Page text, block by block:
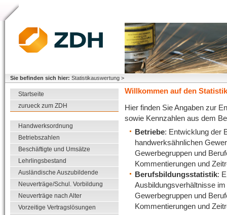
Sie befinden sich hier: Statistikauswertung >
Willkommen auf den
Hier finden Sie Angaben zur
sowie Kennzahlen aus dem
Betriebe: Entwicklung der
handwerksähnlichen
Gewerbegruppen und
Kommentierungen und
Berufsbildungsstatistik:
Ausbildungsverhältnisse
Gewerbegruppen und
Kommentierungen und
Startseite
zurueck zum ZDH
Handwerksordnung
Betriebszahlen
Beschäftigte und Umsätze
Lehrlingsbestand
Ausländische Auszubildende
Neuverträge/Schul. Vorbildung
Neuverträge nach Alter
Vorzeitige Vertragslösungen